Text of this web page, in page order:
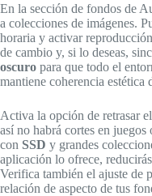
En la sección de fondos de
a colecciones de imágenes.
horaria y activar
de cambio y, si lo deseas,
oscuro para que todo el
mantiene coherencia estética
Activa la opción de retrasar
así no habrá cortes en
con SSD y grandes
aplicación lo ofrece,
Verifica también el ajuste de
relación de aspecto de tus